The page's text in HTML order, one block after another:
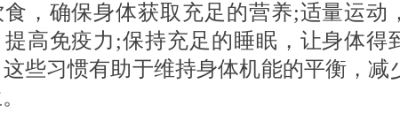
，确保身体获取充足的营养;适量运动
高免疫力;保持充足的睡眠，让身体得
些习惯有助于维持身体机能的平衡，减